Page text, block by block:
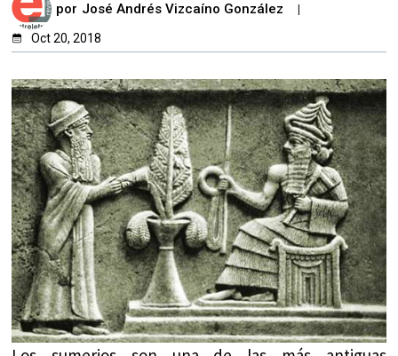
por José Andrés Vizcaíno González
Oct 20, 2018